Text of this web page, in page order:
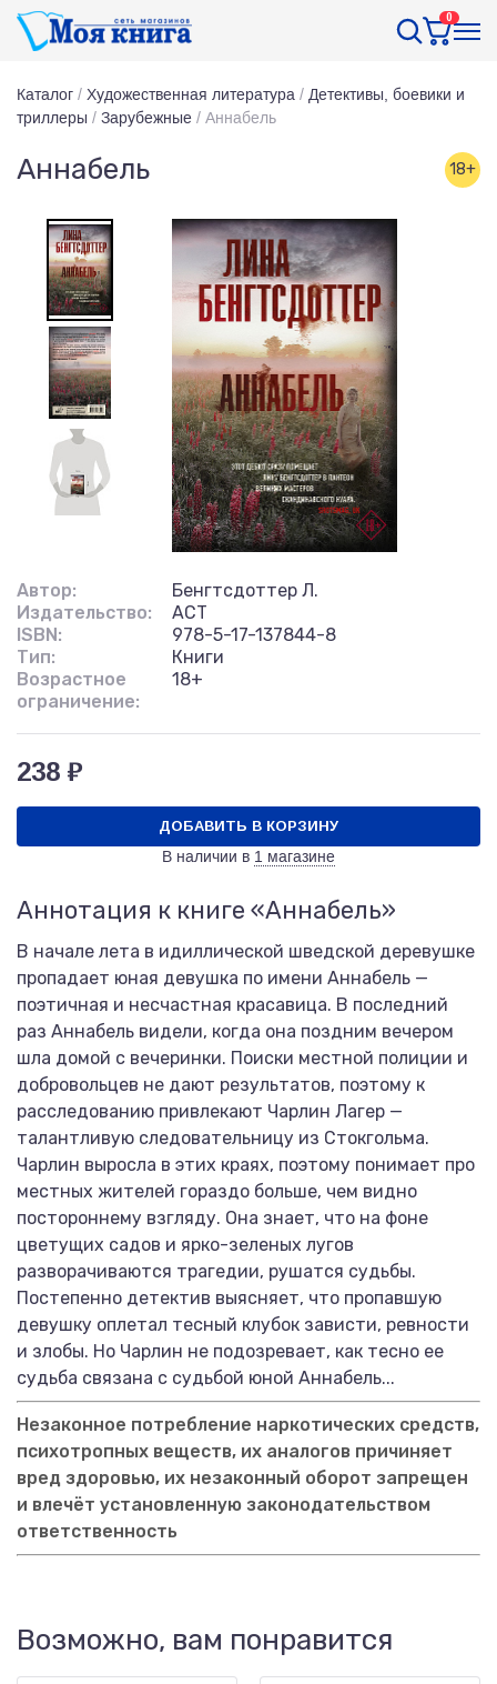
0
Каталог / Художественная литература / Детективы, боевики и
триллеры / Зарубежные / Аннабель
Аннабель 18+
Автор:
Бенгтсдоттер Л.
Издательство:
АСТ
ISBN:
978-5-17-137844-8
Тип:
Книги
Возрастное
ограничение:
18+
238 ₽
ДОБАВИТЬ В КОРЗИНУ
В наличии в 1 магазине
Аннотация к книге «Аннабель»
В начале лета в идиллической шведской деревушке
пропадает юная девушка по имени Аннабель —
поэтичная и несчастная красавица. В последний
раз Аннабель видели, когда она поздним вечером
шла домой с вечеринки. Поиски местной полиции и
добровольцев не дают результатов, поэтому к
расследованию привлекают Чарлин Лагер —
талантливую следовательницу из Стокгольма.
Чарлин выросла в этих краях, поэтому понимает про
местных жителей гораздо больше, чем видно
постороннему взгляду. Она знает, что на фоне
цветущих садов и ярко-зеленых лугов
разворачиваются трагедии, рушатся судьбы.
Постепенно детектив выясняет, что пропавшую
девушку оплетал тесный клубок зависти, ревности
и злобы. Но Чарлин не подозревает, как тесно ее
судьба связана с судьбой юной Аннабель...
Незаконное потребление наркотических средств,
психотропных веществ, их аналогов причиняет
вред здоровью, их незаконный оборот запрещен
и влечёт установленную законодательством
ответственность
Возможно, вам понравится